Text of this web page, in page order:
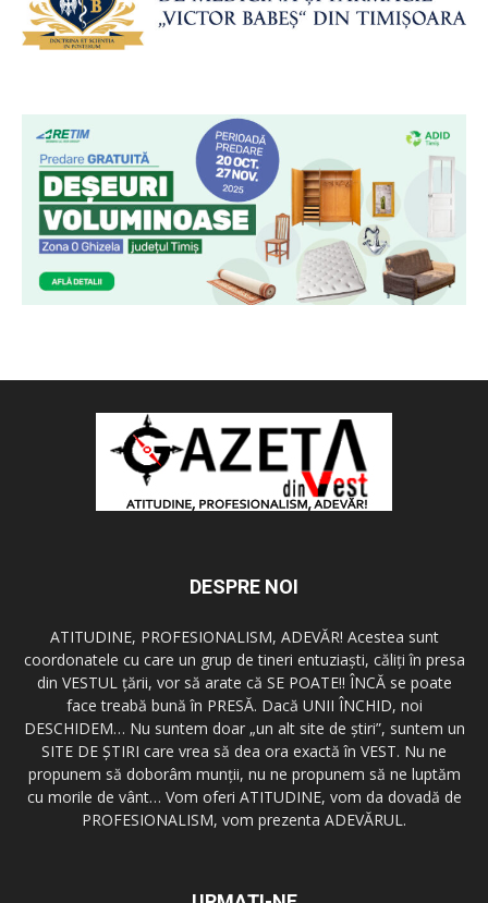
DESPRE NOI
ATITUDINE, PROFESIONALISM, ADEVĂR! Acestea sunt
coordonatele cu care un grup de tineri entuziaşti, căliţi în presa
din VESTUL ţării, vor să arate că SE POATE!! ÎNCĂ se poate
face treabă bună în PRESĂ. Dacă UNII ÎNCHID, noi
DESCHIDEM… Nu suntem doar „un alt site de ştiri”, suntem un
SITE DE ŞTIRI care vrea să dea ora exactă în VEST. Nu ne
propunem să doborâm munţii, nu ne propunem să ne luptăm
cu morile de vânt… Vom oferi ATITUDINE, vom da dovadă de
PROFESIONALISM, vom prezenta ADEVĂRUL.